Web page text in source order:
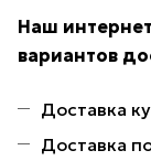
Наш
вариантов
Доставка
Доставка